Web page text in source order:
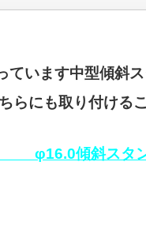
ています中型傾斜
らにも取り付ける
傾斜スタン